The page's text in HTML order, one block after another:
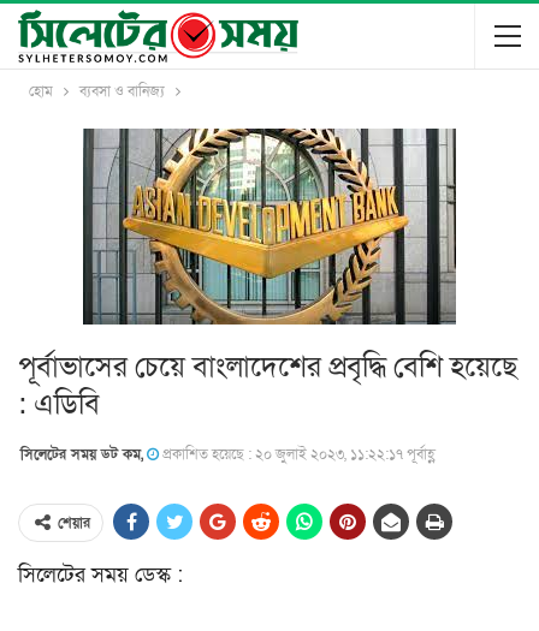
হোম ব্যবসা ও বানিজ্য
পূর্বাভাসের চেয়ে বাংলাদেশের প্রবৃদ্ধি বেশি হয়েছে
: এডিবি
সিলেটের সময় ডট কম, প্রকাশিত হয়েছে : ২০ জুলাই ২০২৩, ১১:২২:১৭ পূর্বাহ্ণ
শেয়ার
সিলেটের সময় ডেস্ক :